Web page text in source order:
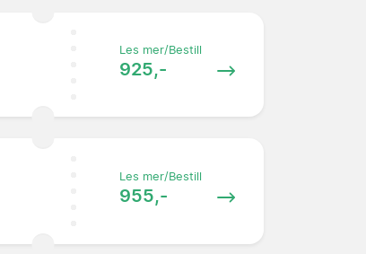
Les mer/Bestill
925,-
Les mer/Bestill
955,-